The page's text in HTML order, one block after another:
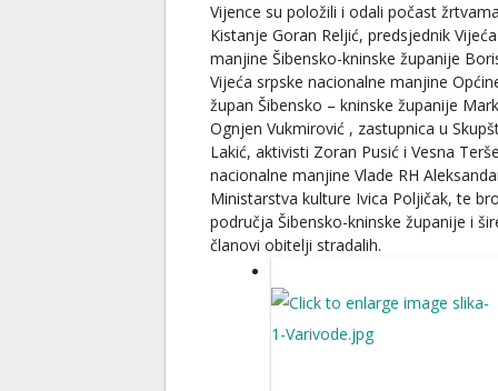
Vijence su položili i odali počast
Kistanje Goran Reljić, predsjednik
manjine Šibensko-kninske županije
Vijeća srpske nacionalne manjine
župan Šibensko – kninske županije
Ognjen Vukmirović , zastupnica u
Lakić, aktivisti Zoran Pusić i Vesna
nacionalne manjine Vlade RH
Ministarstva kulture Ivica Poljičak, te
područja Šibensko-kninske županije i
članovi obitelji stradalih.